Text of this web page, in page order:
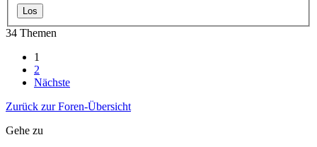
34 Themen
1
2
Nächste
Zurück zur Foren-Übersicht
Gehe zu